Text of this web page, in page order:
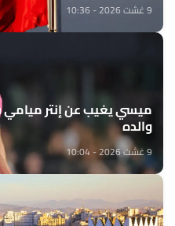
9 غشت 2026 - 10:36
ميسي يغيب عن إنتر ميامي
والده
9 غشت 2026 - 10:04